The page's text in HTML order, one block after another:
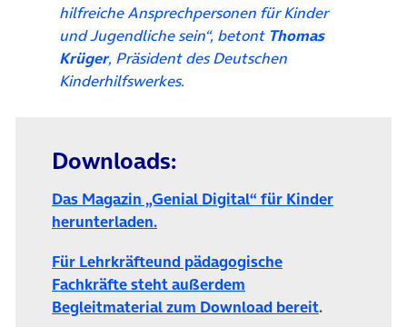
hilfreiche Ansprechpersonen für Kinder
und Jugendliche sein“, betont Thomas
Krüger, Präsident des Deutschen
Kinderhilfswerkes.
Downloads:
Das Magazin „Genial Digital“ für Kinder
herunterladen.(öffnet in neuem Tab)
Für Lehrkräfteund pädagogische
Fachkräfte steht außerdem
Begleitmaterial zum Download bereit(öffnet in
.